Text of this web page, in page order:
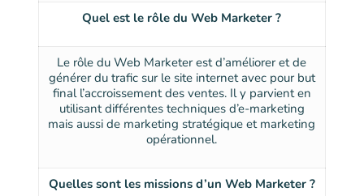
Quel est le rôle du Web Marketer ?
Le rôle du Web Marketer est d’améliorer et de
générer du trafic sur le site internet avec pour but
final l’accroissement des ventes. Il y parvient en
utilisant différentes techniques d’e-marketing
mais aussi de marketing stratégique et marketing
opérationnel.
Quelles sont les missions d’un Web Marketer ?